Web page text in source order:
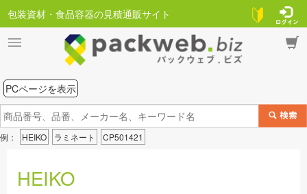
包装資材・食品容器の見積通販サイト
PCページを表示
例： HEIKO ラミネート CP501421
HEIKO